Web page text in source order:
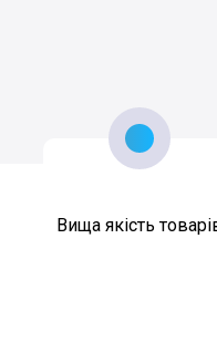
Вища якість